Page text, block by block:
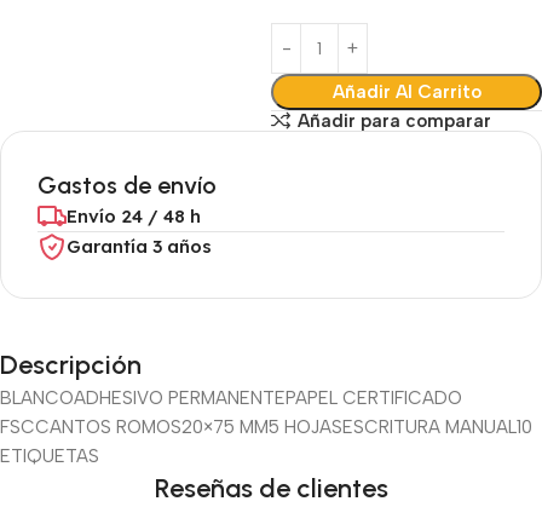
Añadir Al Carrito
Añadir para comparar
Gastos de envío
Envío 24 / 48 h
Garantía 3 años
Descripción
BLANCOADHESIVO PERMANENTEPAPEL CERTIFICADO
FSCCANTOS ROMOS20×75 MM5 HOJASESCRITURA MANUAL10
ETIQUETAS
Reseñas de clientes